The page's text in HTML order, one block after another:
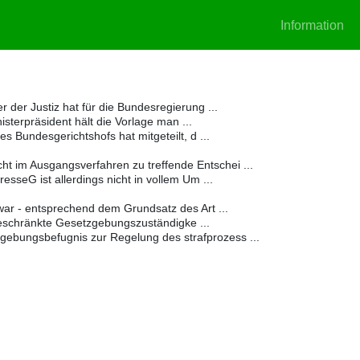
Information
der Justiz hat für die Bundesregierung ...
hält die Vorlage man ...
Bundesgerichtshofs hat mitgeteilt, d ...
im Ausgangsverfahren zu treffende Entschei ...
ist allerdings nicht in vollem Um ...
- entsprechend dem Grundsatz des Art ...
Gesetzgebungszuständigke ...
zur Regelung des strafprozess ...